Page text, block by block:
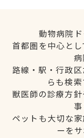
動物病院ド
首都圏を中心と
病
路線・駅・行政
らも検
獣医師の診療方
ペットも大切な
ーを